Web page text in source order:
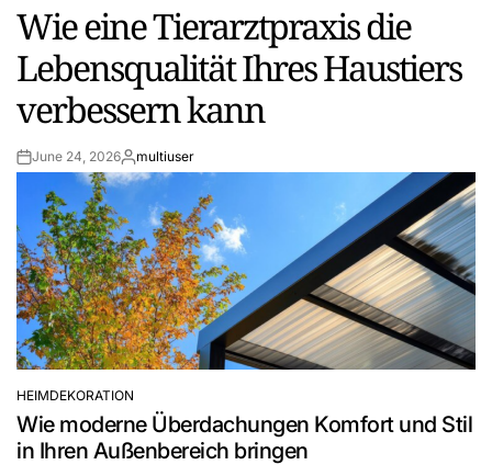
IN
Wie eine Tierarztpraxis die
Lebensqualität Ihres Haustiers
verbessern kann
PostJune 24, 2026By:multiuser
POSTED
IN
HEIMDEKORATION
Wie moderne Überdachungen Komfort und Stil
in Ihren Außenbereich bringen